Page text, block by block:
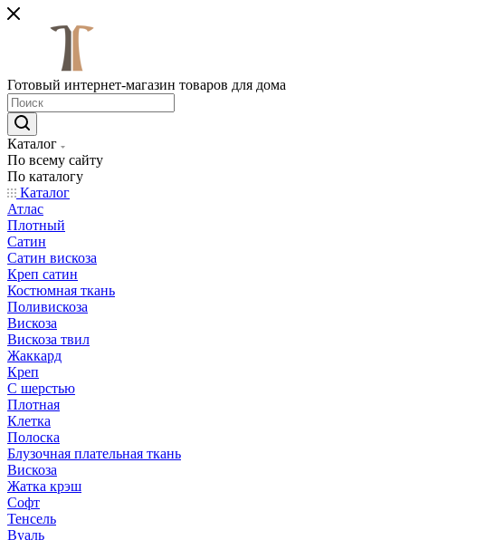
Готовый интернет-магазин товаров для дома
Каталог
По всему сайту
По каталогу
Каталог
Атлас
Плотный
Сатин
Сатин вискоза
Креп сатин
Костюмная ткань
Поливискоза
Вискоза
Вискоза твил
Жаккард
Креп
С шерстью
Плотная
Клетка
Полоска
Блузочная плательная ткань
Вискоза
Жатка крэш
Софт
Тенсель
Вуаль